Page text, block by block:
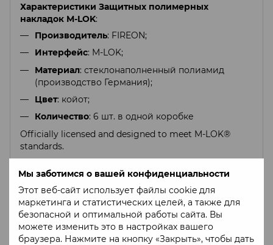
Мы заботимся о вашей конфиденциальности
Этот веб-сайт использует файлы cookie для
маркетинга и статистических целей, а также для
безопасной и оптимальной работы сайта. Вы
можете изменить это в настройках вашего
браузера. Нажмите на кнопку «Закрыть», чтобы дать
Характеристики Защитных полимерных
накладок M-LOK:
Производитель: FIREON;
Интерфейс: M-LOK;
Материал: стеклонаполненный полиамид
(производство Германия);
Цвет: койот;
Количество: 6 шт. в одной коробке
Officially licensed and designed to meet M-LOK®
standards.